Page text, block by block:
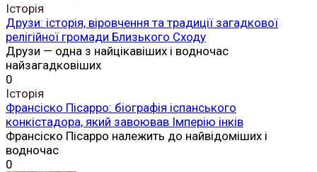
Історія
Друзи: історія, віровчення та традиції загадкової
релігійної громади Близького Сходу
Друзи — одна з найцікавіших і водночас
найзагадковіших
0
Історія
Франсіско Пісарро: біографія іспанського
конкістадора, який завоював Імперію інків
Франсіско Пісарро належить до найвідоміших і
водночас
0